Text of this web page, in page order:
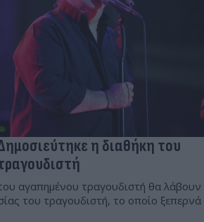
η διαθήκη του
αγαπημένου τραγουδιστή θα λάβουν
του τραγουδιστή, το οποίο ξεπερνά